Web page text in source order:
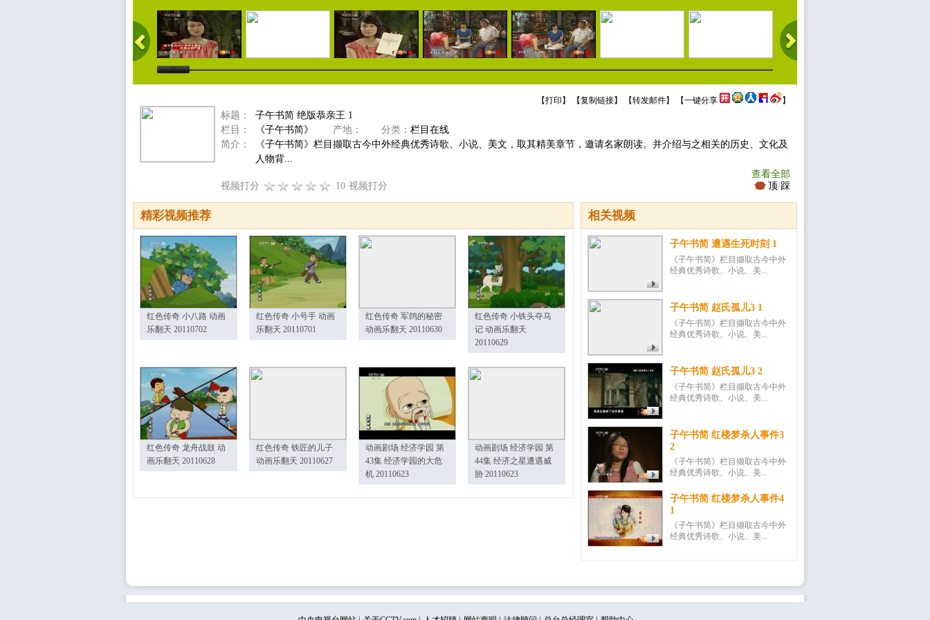
【打印 】 【复制链接】 【转发邮件】 【一键分享 】
标题：
子午书简 绝版恭亲王 1
栏目：
《子午书简》 产地： 分类： 栏目在线
简介：
《子午书简》栏目撷取古今中外经典优秀诗歌、小说、美文，取其精美章节，邀请名家朗读。并介绍与之相关的历史、文化及
人物背...
查看全部
视频打分
10 视频打分 顶/踩
相关视频
子午书简 遭遇生死时刻 1
《子午书简》栏目撷取古今中外
经典优秀诗歌、小说、美...
子午书简 赵氏孤儿3 1
《子午书简》栏目撷取古今中外
经典优秀诗歌、小说、美...
子午书简 赵氏孤儿3 2
《子午书简》栏目撷取古今中外
经典优秀诗歌、小说、美...
子午书简 红楼梦杀人事件3
2
《子午书简》栏目撷取古今中外
经典优秀诗歌、小说、美...
子午书简 红楼梦杀人事件4
1
《子午书简》栏目撷取古今中外
经典优秀诗歌、小说、美...
精彩视频推荐
红色传奇 小八路 动画
乐翻天 20110702
红色传奇 小号手 动画
乐翻天 20110701
红色传奇 军鸽的秘密
动画乐翻天 20110630
红色传奇 小铁头夺马
记 动画乐翻天
20110629
红色传奇 龙舟战鼓 动
画乐翻天 20110628
红色传奇 铁匠的儿子
动画乐翻天 20110627
动画剧场 经济学园 第
43集 经济学园的大危
机 20110623
动画剧场 经济学园 第
44集 经济之星遭遇威
胁 20110623